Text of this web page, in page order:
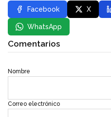
Facebook X
WhatsApp
Comentarios
Nombre
Correo electrónico